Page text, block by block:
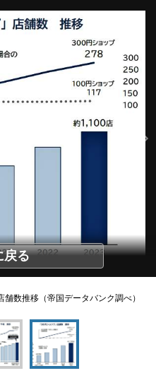
戻る
数推移（帝国データバンク調べ）